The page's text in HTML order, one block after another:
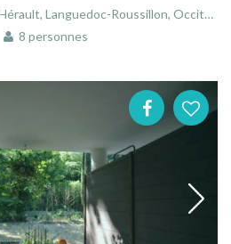
Languedoc-Roussillon, Occitanie, France
8 personnes